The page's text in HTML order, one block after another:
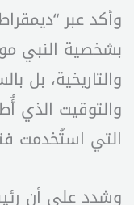
وأكد عبر
بشخصية النبي
والتاريخية، بل
والتوقيت الذي
التي استُخدمت
وشدد على أن